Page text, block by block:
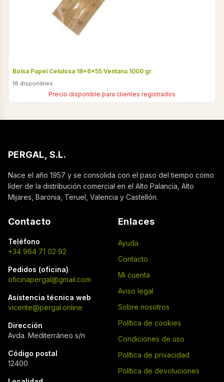
Bolsa Papel Celulosa 18+6x55 Ventana 1000 gr
18 disponibles
Precio disponible para clientes registrados
PERGAL, S.L.
Nace el año 1957 y se consolida con el paso del tiempo como
líder de la distribución comercial en el Alto Palancia, Alto
Mijares, Baronia, Teruel, Valencia y Castellón.
Contacto
Teléfono
+34 964 71 02 92
Pedidos (oficina)
oficinapergal@gmail.com
Asistencia técnica web
vicente@pergal.online
Dirección
Avda. Mediterráneo s/n
Código postal
12400
Enlaces
Ayuda
Contacto
Mi cuenta
Aviso legal
Sobre nosotros
Política de cookies
Condiciones de uso
Política de privacidad
Política de devoluciones